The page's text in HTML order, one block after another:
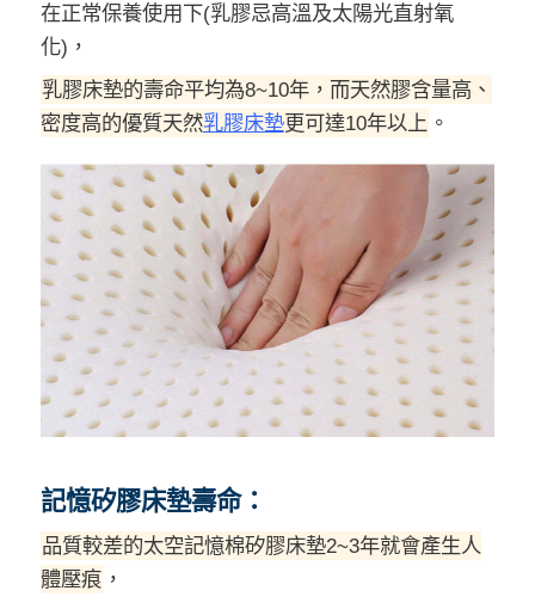
在正常保養使用下(乳膠忌高溫及太陽光直射氧
化)，
乳膠床墊的壽命平均為8~10年，而天然膠含量高、
密度高的優質天然乳膠床墊更可達10年以上 。
記憶矽膠床墊壽命：
品質較差的太空記憶棉矽膠床墊2~3年就會產生人
體壓痕 ，